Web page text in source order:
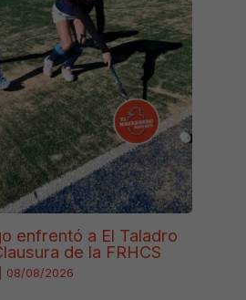
enfrentó a El Taladro
de la FRHCS
08/08/2026